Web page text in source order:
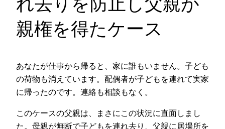
親権を得たケース
あなたが仕事から帰ると、家に誰もいません。子ども
の荷物も消えています。配偶者が子どもを連れて実家
に帰ったのです。連絡も相談もなく。
このケースの父親は、まさにこの状況に直面しまし
た。母親が無断で子どもを連れ去り、父親に居場所を